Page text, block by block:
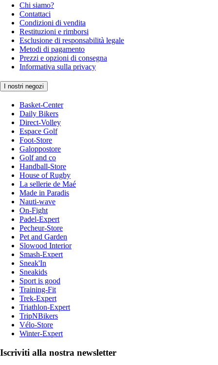
Chi siamo?
Contattaci
Condizioni di vendita
Restituzioni e rimborsi
Esclusione di responsabilità legale
Metodi di pagamento
Prezzi e opzioni di consegna
Informativa sulla privacy
I nostri negozi
Basket-Center
Daily Bikers
Direct-Volley
Espace Golf
Foot-Store
Galoppostore
Golf and co
Handball-Store
House of Rugby
La sellerie de Maé
Made in Paradis
Nauti-wave
On-Fight
Padel-Expert
Pecheur-Store
Pet and Garden
Slowood Interior
Smash-Expert
Sneak'In
Sneakids
Sport is good
Training-Fit
Trek-Expert
Triathlon-Expert
TripNBikers
Vélo-Store
Winter-Expert
Iscriviti alla nostra newsletter